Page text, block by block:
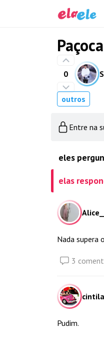
0
outros
Entre na
eles
elas
Alice__
Nada supera
3
Pudim.